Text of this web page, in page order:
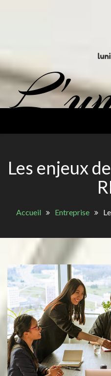
Les enjeux
Accueil Entreprise